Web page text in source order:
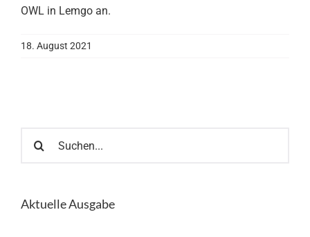
OWL in Lemgo an.
18. August 2021
nach:
Aktuelle Ausgabe